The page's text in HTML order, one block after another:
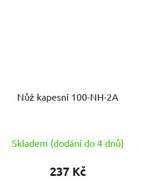
Nůž kapesní 100-NH-2A
Skladem (dodání do 4 dnů)
237 Kč